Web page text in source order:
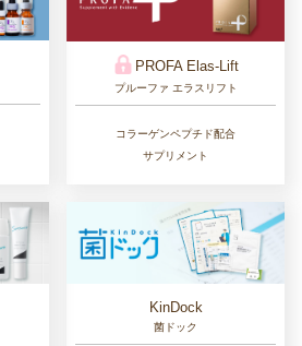
PROFA Elas-Lift
プルーファ エラスリフト
コラーゲンペプチド配合
サプリメント
KinDock
菌ドック